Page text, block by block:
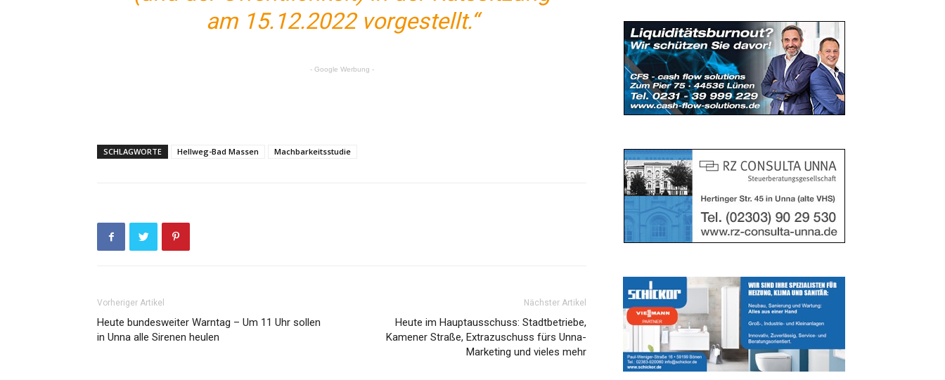
am 15.12.2022 vorgestellt.“
- Google Werbung -
SCHLAGWORTE Hellweg-Bad Massen Machbarkeitsstudie
Vorheriger Artikel
Heute bundesweiter Warntag – Um 11 Uhr sollen
in Unna alle Sirenen heulen
Nächster Artikel
Heute im Hauptausschuss: Stadtbetriebe,
Kamener Straße, Extrazuschuss fürs Unna-
Marketing und vieles mehr